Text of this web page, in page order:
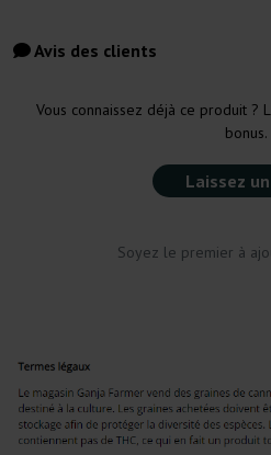
Avis des clients
Vous connaissez déjà ce produit ?
bonus.
Laissez
Soyez le premier à